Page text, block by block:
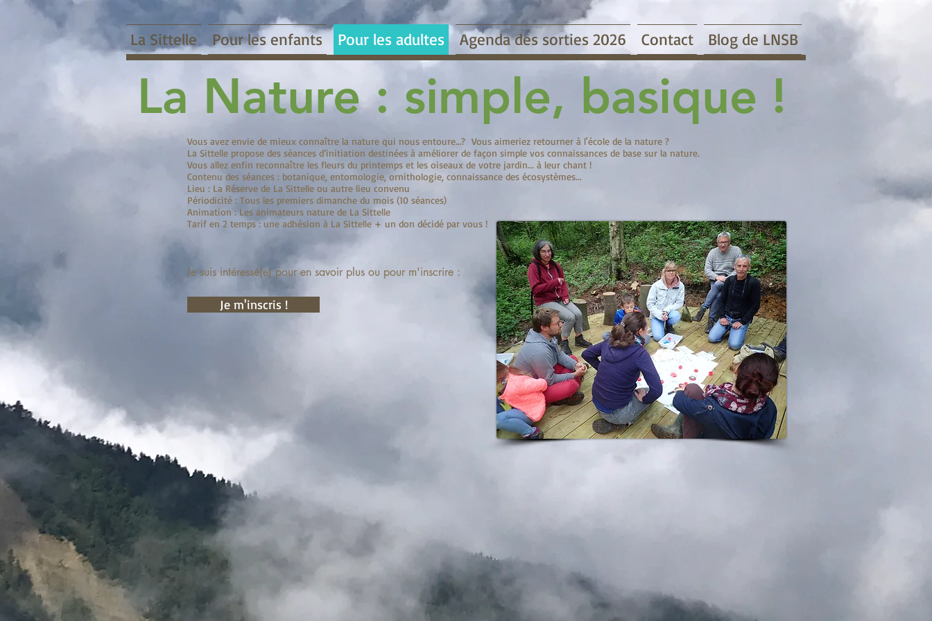
La Sittelle Pour les enfants Pour les adultes Agenda des sorties 2026 Contact Blog de LNSB
La Nature : simple, basique !
Vous avez envie de mieux connaître la nature qui nous entoure…? Vous aimeriez retourner à l'école de la nature ?
La Sittelle propose des séances d’initiation destinées à améliorer de façon simple vos connaissances de base sur la nature.
Vous allez enfin reconnaître les fleurs du printemps et les oiseaux de votre jardin... à leur chant !
Contenu des séances : botanique, entomologie, ornithologie, connaissance des écosystèmes...
Lieu : La Réserve de La Sittelle ou autre lieu convenu
Périodicité : Tous les premiers dimanche du mois (10 séances)
Animation : Les animateurs nature de La Sittelle
Tarif en 2 temps : une adhésion à La Sittelle + un don décidé par vous !
Je suis intéressé(e) pour en savoir plus ou pour m'inscrire :
Je m'inscris !